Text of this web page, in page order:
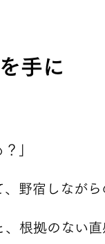
手に
」
野宿しなが
根拠のない